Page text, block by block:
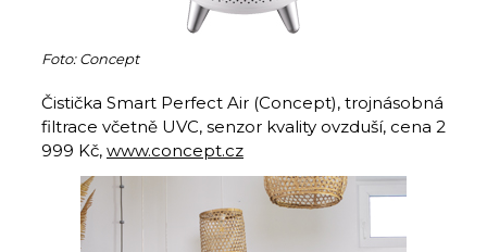
Foto: Concept
Čistička Smart Perfect Air (Concept), trojnásobná
filtrace včetně UVC, senzor kvality ovzduší, cena 2
999 Kč, www.concept.cz